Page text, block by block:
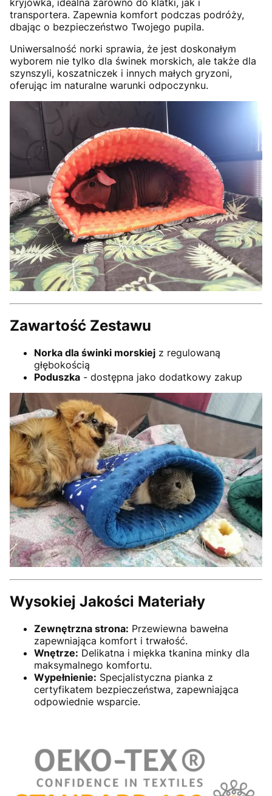
kryjówka, idealna zarówno do klatki, jak i
transportera. Zapewnia komfort podczas podróży,
dbając o bezpieczeństwo Twojego pupila.
Uniwersalność norki sprawia, że jest doskonałym
wyborem nie tylko dla świnek morskich, ale także dla
szynszyli, koszatniczek i innych małych gryzoni,
oferując im naturalne warunki odpoczynku.
Zawartość Zestawu
Norka dla świnki morskiej z regulowaną
głębokością
Poduszka - dostępna jako dodatkowy zakup
Wysokiej Jakości Materiały
Zewnętrzna strona: Przewiewna bawełna
zapewniająca komfort i trwałość.
Wnętrze: Delikatna i miękka tkanina minky dla
maksymalnego komfortu.
Wypełnienie: Specjalistyczna pianka z
certyfikatem bezpieczeństwa, zapewniająca
odpowiednie wsparcie.